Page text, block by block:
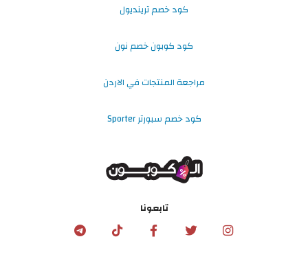
كود خصم ترينديول
كود كوبون خصم نون
مراجعة المنتجات في الاردن
كود خصم سبورتر Sporter
تابعونا